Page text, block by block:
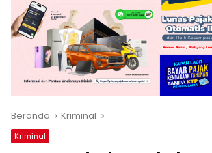
Beranda Kriminal
Kriminal